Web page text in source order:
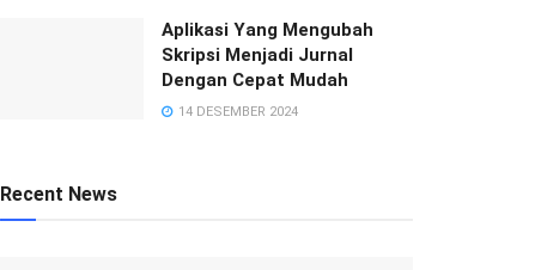
Aplikasi Yang Mengubah
Skripsi Menjadi Jurnal
Dengan Cepat Mudah
14 DESEMBER 2024
Recent News